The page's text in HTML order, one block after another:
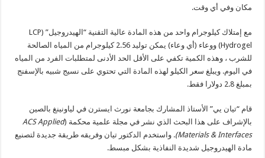
مكان وفي أي وقت.
مع إمتلاك كيلوجرام واحد من هذه المادة عالية التقنية “الهيدروجيل” (LCP
Hydrogel) ووعاء (أي وعاء) يمكن توليد 2.56 كيلوجرام من المياه الصالحة
للشرب ، وهذه الكمية تكفي على الأقل الحد الأدنى لمتطلبات الفرد من المياه
في اليوم. ويبلغ سعر الكيلو لهذه المادة التي تحتوي على نسيج شبيه بالإسفنج
بمبلغ 2.8 دولارا فقط.
قام “تيان يي” الأستاذ المشارك بجامعة نورث ايسترن في لياونينغ بالصين
بالإشراف على هذا البحث الذي نشر في مجلة علمية محكمة (ACS Applied
Materials & Interfaces) . واستخدم الدكتور تيان وفريقه طريقة جديدة لتصنيع
مادة الهيدروجيل شديدة النفاذية بشكل مبسط.